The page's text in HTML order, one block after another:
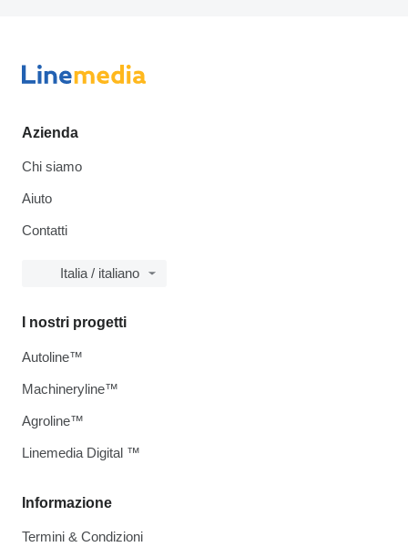
Azienda
Chi siamo
Aiuto
Contatti
Italia / italiano
Informazione
Termini & Condizioni
I nostri progetti
Autoline™
Machineryline™
Agroline™
Linemedia Digital ™